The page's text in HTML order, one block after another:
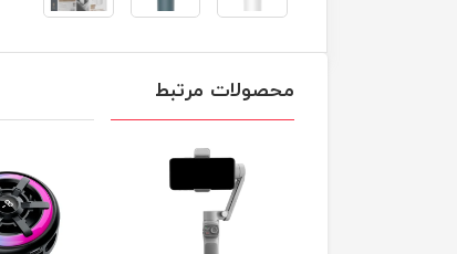
محصولات مرتبط